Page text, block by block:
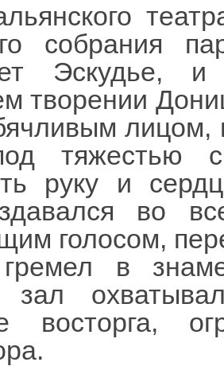
собрания
Эскудье,
творении
лицом,
тяжестью
руку и
во
голосом,
гремел в
зал
восторга,